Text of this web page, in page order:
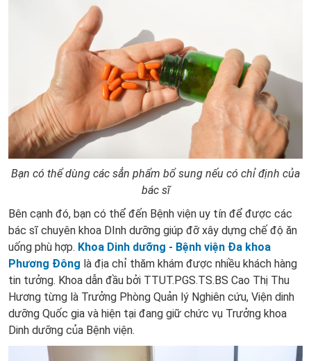
Bạn có thể dùng các sẳn phẩm bổ sung nếu có chỉ định của
bác sĩ
Bên cạnh đó, bạn có thể đến Bệnh viện uy tín để được các
bác sĩ chuyên khoa DInh dưỡng giúp đỡ xây dựng chế độ ăn
uống phù hợp. Khoa Dinh dưỡng - Bệnh viện Đa khoa
Phương Đông là địa chỉ thăm khám được nhiều khách hàng
tin tưởng. Khoa dẫn đầu bởi TTUT.PGS.TS.BS Cao Thị Thu
Hương từng là Trưởng Phòng Quản lý Nghiên cứu, Viện dinh
dưỡng Quốc gia và hiện tại đang giữ chức vụ Trưởng khoa
Dinh dưỡng của Bệnh viện.